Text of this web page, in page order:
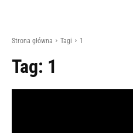
Strona główna Tagi 1
Tag: 1